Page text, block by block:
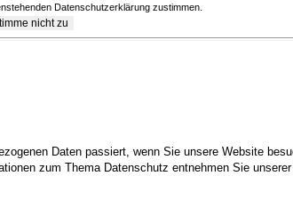
Datenschutzerklärung zustimmen.
Daten passiert, wenn Sie unsere Website
zum Thema Datenschutz entnehmen Sie